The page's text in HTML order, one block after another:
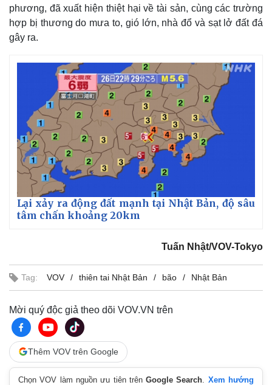
phương, đã xuất hiện thiệt hại về tài sản, cùng các trường
hợp bị thương do mưa to, gió lớn, nhà đổ và sạt lở đất đá
gây ra.
Lại xảy ra động đất mạnh tại Nhật Bản, độ sâu
tâm chấn khoảng 20km
Tuấn Nhật/VOV-Tokyo
Tag: VOV thiên tai Nhật Bản bão Nhật Bản
Mời quý độc giả theo dõi VOV.VN trên
Thêm VOV trên Google
Chọn VOV làm nguồn ưu tiên trênGoogle Search
Xem hướng